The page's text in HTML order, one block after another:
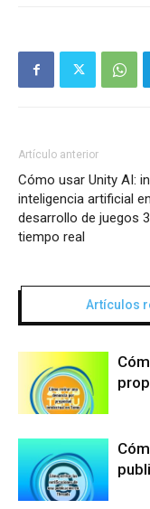
Artículo anterior
Cómo usar Unity AI:
inteligencia artificial
desarrollo de juegos
tiempo real
Artículos